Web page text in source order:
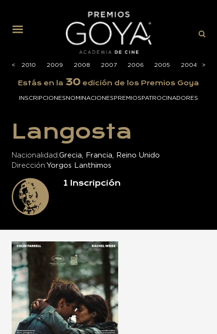
<
< 2010 2009 2008 2007 2006 2005 2004 >
>
Estás en la 30 edición de los Premios Goya
INSCRIPCIONESNOMINACIONESPREMIOSPATROCINADORES
Langosta
Nacionalidad Grecia, Francia, Reino Unido
Dirección Yorgos Lanthimos
1 Inscripción